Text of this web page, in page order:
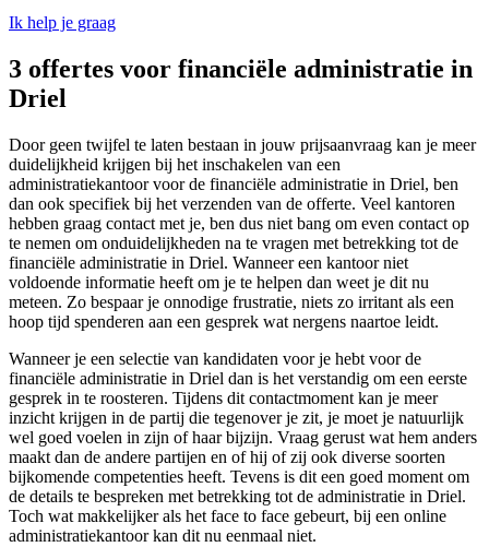
Ik help je graag
3 offertes voor financiële administratie in
Driel
Door geen twijfel te laten bestaan in jouw prijsaanvraag kan je meer
duidelijkheid krijgen bij het inschakelen van een
administratiekantoor voor de financiële administratie in Driel, ben
dan ook specifiek bij het verzenden van de offerte. Veel kantoren
hebben graag contact met je, ben dus niet bang om even contact op
te nemen om onduidelijkheden na te vragen met betrekking tot de
financiële administratie in Driel. Wanneer een kantoor niet
voldoende informatie heeft om je te helpen dan weet je dit nu
meteen. Zo bespaar je onnodige frustratie, niets zo irritant als een
hoop tijd spenderen aan een gesprek wat nergens naartoe leidt.
Wanneer je een selectie van kandidaten voor je hebt voor de
financiële administratie in Driel dan is het verstandig om een eerste
gesprek in te roosteren. Tijdens dit contactmoment kan je meer
inzicht krijgen in de partij die tegenover je zit, je moet je natuurlijk
wel goed voelen in zijn of haar bijzijn. Vraag gerust wat hem anders
maakt dan de andere partijen en of hij of zij ook diverse soorten
bijkomende competenties heeft. Tevens is dit een goed moment om
de details te bespreken met betrekking tot de administratie in Driel.
Toch wat makkelijker als het face to face gebeurt, bij een online
administratiekantoor kan dit nu eenmaal niet.